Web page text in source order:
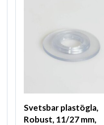
Svetsbar plastögla,
Robust, 11/27 mm,